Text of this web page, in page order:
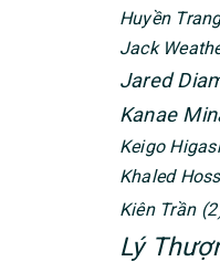
Huyền
Jack
Jared
Kanae
Keigo
Khaled
Kiên Trần
Lý